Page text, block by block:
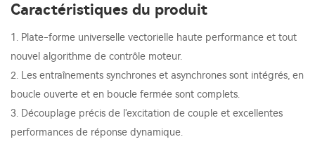
Caractéristiques du produit
1. Plate-forme universelle vectorielle haute performance et tout
nouvel algorithme de contrôle moteur.
2. Les entraînements synchrones et asynchrones sont intégrés, en
boucle ouverte et en boucle fermée sont complets.
3. Découplage précis de l'excitation de couple et excellentes
performances de réponse dynamique.